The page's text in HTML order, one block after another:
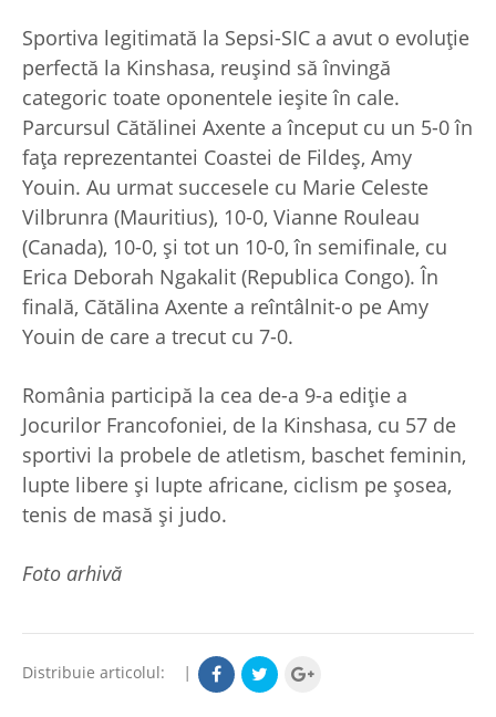
Sportiva legitimată la Sepsi-SIC a avut o evoluție
perfectă la Kinshasa, reușind să învingă
categoric toate oponentele ieșite în cale.
Parcursul Cătălinei Axente a început cu un 5-0 în
fața reprezentantei Coastei de Fildeș, Amy
Youin. Au urmat succesele cu Marie Celeste
Vilbrunra (Mauritius), 10-0, Vianne Rouleau
(Canada), 10-0, și tot un 10-0, în semifinale, cu
Erica Deborah Ngakalit (Republica Congo). În
finală, Cătălina Axente a reîntâlnit-o pe Amy
Youin de care a trecut cu 7-0.
România participă la cea de-a 9-a ediție a
Jocurilor Francofoniei, de la Kinshasa, cu 57 de
sportivi la probele de atletism, baschet feminin,
lupte libere și lupte africane, ciclism pe șosea,
tenis de masă și judo.
Foto arhivă
Distribuie articolul: |